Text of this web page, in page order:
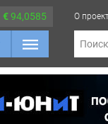
€94,0585 О
Поиск